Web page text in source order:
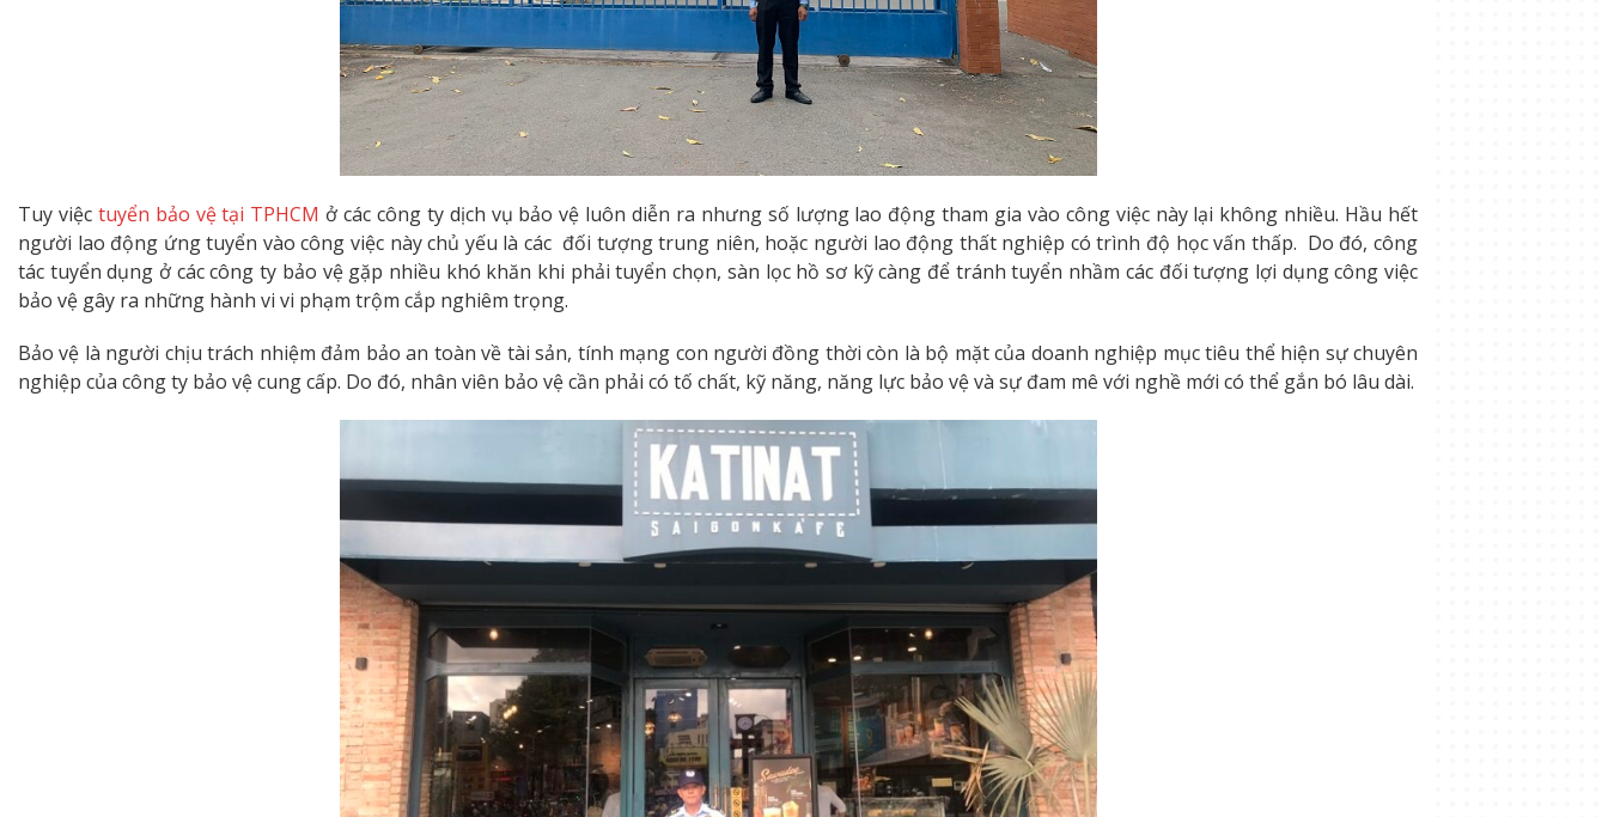
Tuy việc tuyển bảo vệ tại TPHCM ở các công ty dịch vụ bảo vệ luôn diễn ra nhưng số lượng lao động tham gia vào công việc này lại không nhiều. Hầu hết
người lao động ứng tuyển vào công việc này chủ yếu là các đối tượng trung niên, hoặc người lao động thất nghiệp có trình độ học vấn thấp. Do đó, công
tác tuyển dụng ở các công ty bảo vệ gặp nhiều khó khăn khi phải tuyển chọn, sàn lọc hồ sơ kỹ càng để tránh tuyển nhầm các đối tượng lợi dụng công việc
bảo vệ gây ra những hành vi vi phạm trộm cắp nghiêm trọng.
Bảo vệ là người chịu trách nhiệm đảm bảo an toàn về tài sản, tính mạng con người đồng thời còn là bộ mặt của doanh nghiệp mục tiêu thể hiện sự chuyên
nghiệp của công ty bảo vệ cung cấp. Do đó, nhân viên bảo vệ cần phải có tố chất, kỹ năng, năng lực bảo vệ và sự đam mê với nghề mới có thể gắn bó lâu dài.